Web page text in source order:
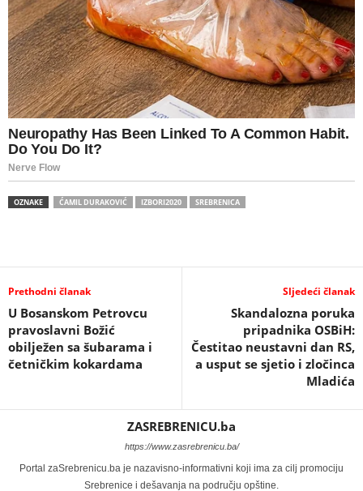
OZNAKE ĆAMIL DURAKOVIĆ IZBORI2020 SREBRENICA
Prethodni članak
U Bosanskom Petrovcu
pravoslavni Božić
obilježen sa šubarama i
četničkim kokardama
Sljedeći članak
Skandalozna poruka
pripadnika OSBiH:
Čestitao neustavni dan RS,
a usput se sjetio i zločinca
Mladića
ZASREBRENICU.ba
https://www.zasrebrenicu.ba/
Portal zaSrebrenicu.ba je nazavisno-informativni koji ima za cilj promociju
Srebrenice i dešavanja na području opštine.